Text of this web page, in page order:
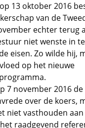
13 oktober 2016
van de
echter terug
niet wenste in
eisen. Zo wilde hij,
op het nieuwe
7 november 2016
over de koers,
niet vasthouden
raadgevend